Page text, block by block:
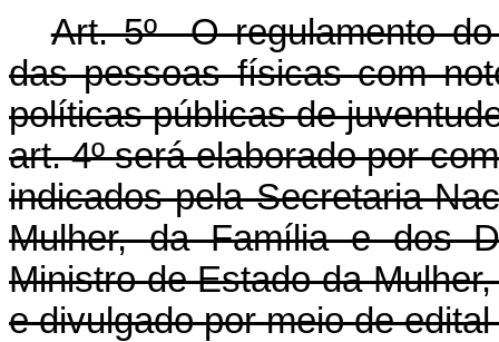
Art. 5º O regulamento
das pessoas físicas com
políticas públicas de
art. 4º será elaborado por
indicados pela Secretaria
Mulher, da Família e dos
Ministro de Estado da
e divulgado por meio de